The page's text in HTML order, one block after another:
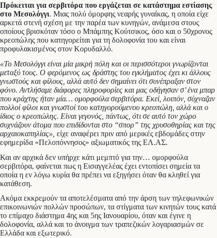
Πρόκειται για σερβιτόρα που εργάζεται σε κατάστημα εστίασης
στο Μεσολόγγι. Μιας πολύ όμορφης νεαρής γυναίκας, η οποία είχε
αρκετά στενή σχέση με την παρέα των κυνηγών, ανάμεσα στους
οποίους βρισκόταν τόσο ο Μπάμπης Κούτσικος, όσο και ο 50χρονος
κρεοπώλης που κατηγορείται για τη δολοφονία του και είναι
προφυλακισμένος στον Κορυδαλλό.
«Το Μεσολόγγι είναι μία μικρή πόλη και οι περισσότεροι γνωρίζονται
μεταξύ τους. Ο φερόμενος ως δράστης του εγκλήματος έχει κι άλλους
γνωστούς και φίλους, αλλά αυτό δεν σημαίνει ότι συνέπραξαν στον
φόνο. Αντλήσαμε διάφορες πληροφορίες και μας οδήγησαν σ’ ένα μπαρ
που κράχτης ήταν μία… ομορφούλα σερβιτόρα. Εκεί, λοιπόν, σύχναζαν
πολλοί φίλοι και γνωστοί του κατηγορούμενου κρεοπώλη, αλλά και ο
ίδιος ο κρεοπώλης. Είναι γεγονός, πάντως, ότι σε αυτό τον χώρο
συχνάζουν άτομα που επιδίδονται στο “σπορ” της χρυσοθηρίας και της
αρχαιοκαπηλίας», είχε αναφέρει πριν από μερικές εβδομάδες στην
εφημερίδα «Πελοπόννησος» αξιωματικός της ΕΛ.ΑΣ.
Και αν αρχικά δεν υπήρχε κάτι μεμπτό για την… ομορφούλα
σερβιτόρα, φαίνεται πως η Εισαγγελέας έχει εντοπίσει σημεία τα
οποία η εν λόγω κυρία θα πρέπει να εξηγήσει όταν θα κληθεί για
κατάθεση.
Ακόμα εκκρεμούν τα αποτελέσματα από την άρση των τηλεφωνικών
επικοινωνιών πολλών προσώπων, τα στίγματα των κινητών τους κατά
το επίμαχο διάστημα 4ης και 5ης Ιανουαρίου, όταν και έγινε η
δολοφονία, αλλά και το άνοιγμα των τραπεζικών λογαριασμών σε
Ελλάδα και εξωτερικό.